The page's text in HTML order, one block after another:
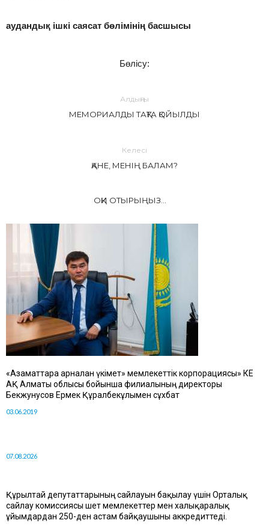
аудандық ішкі саясат бөлімінің басшысы
Бөлісу:
Алдыңғы
МЕМОРИАЛДЫ ТАҚТА ҚОЙЫЛДЫ
Келесі
ҚАНЕ, МЕНІҢ БАЛАМ?
ОҚИ ОТЫРЫҢЫЗ...
«Азаматтарға арналған үкімет» мемлекеттік корпорациясы» КЕ
АҚ Алматы облысы бойынша филиалының директоры
Бекжунусов Ермек Құралбекұлымен сұхбат
03.06.2019
07.08.2026
Құрылтай депутаттарының сайлауын бақылау үшін Орталық
сайлау комиссиясы шет мемлекеттер мен халықаралық
ұйымдардан 250-ден астам байқаушыны аккредиттеді.